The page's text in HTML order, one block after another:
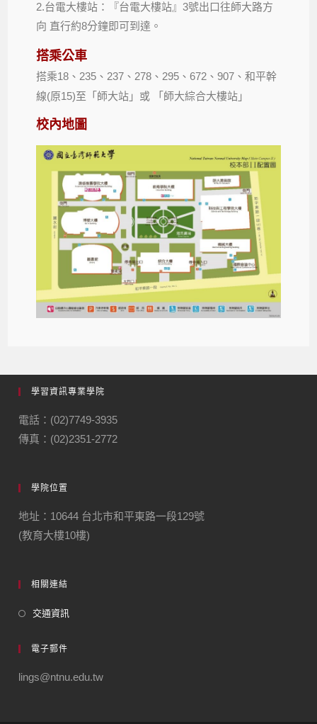
2.台電大樓站：『台電大樓站』3號出口往師大路方
向 直行約8分鐘即可到達。
搭乘公車
搭乘18 、235 、237 、278 、295 、672 、907 、和平幹
線(原15)至「師大站」或 「師大綜合大樓站」
校內地圖
學習資訊專業學院
電話：(02)7749-3935
傳真：(02)2351-2772
學院位置
地址：10644 台北市和平東路一段129號
(教育大樓10樓)
相關連結
交通資訊
電子郵件
lings@ntnu.edu.tw